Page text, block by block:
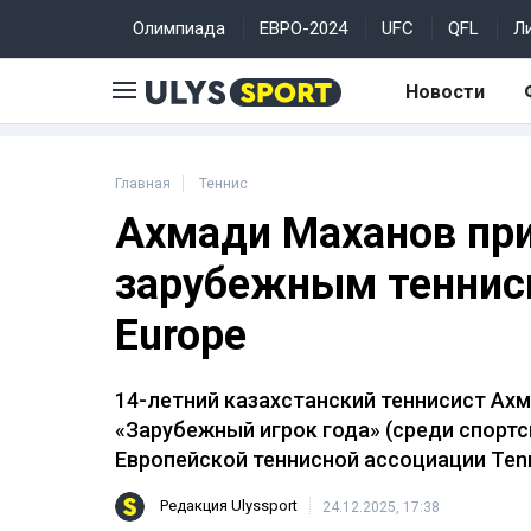
Олимпиада ЕВРО-2024 UFC QFL
Новости
Главная Теннис
Ахмади Маханов
зарубежным
Europe
14-летний казахстанский теннисист
«Зарубежный игрок года» (среди
Европейской теннисной ассоциации
Редакция Ulyssport 24.12.2025, 17:38